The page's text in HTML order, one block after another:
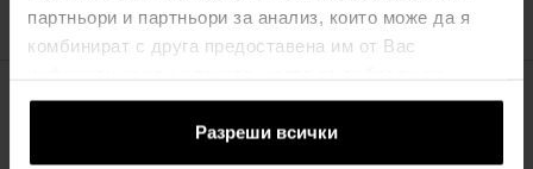
партньори и партньори за анализ, които може да я
комбинират с друга предоставена им от Вас
ползването от Ваша страна на услугите им.
Разреши всички
1